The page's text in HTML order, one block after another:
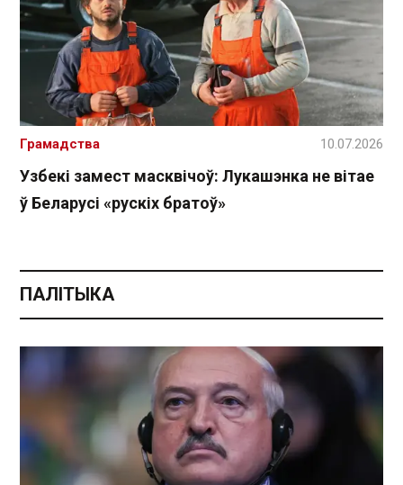
Узбекі замест масквічоў: Лукашэнка не вітае
ў Беларусі «рускіх братоў»
Грамадства 10.07.2026
ПАЛІТЫКА